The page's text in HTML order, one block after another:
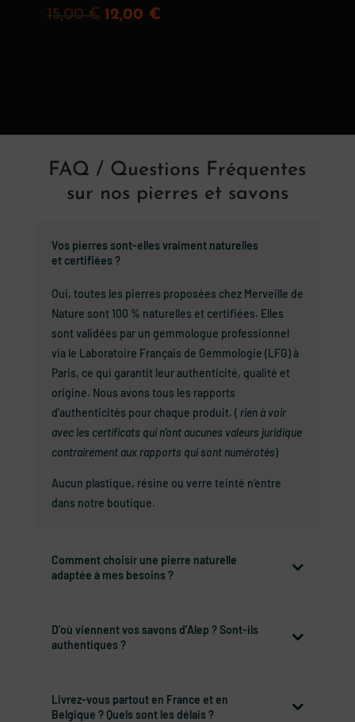
Note
4.67
15,00 € Le
12,00 €Le
FAQ / Questions Fréquentes
sur nos pierres et savons
Vos pierres sont-elles vraiment naturelles
et certifiées ?
Oui, toutes les pierres proposées chez Merveille de
Nature sont 100 % naturelles et certifiées. Elles
sont validées par un gemmologue professionnel
via le Laboratoire Français de Gemmologie (LFG) à
Paris, ce qui garantit leur authenticité, qualité et
origine. Nous avons tous les rapports
d’authenticités pour chaque produit. ( rien à voir
avec les certificats qui n’ont aucunes valeurs juridique
contrairement aux rapports qui sont numérotés)
Aucun plastique, résine ou verre teinté n’entre
dans notre boutique.
Comment choisir une pierre naturelle
adaptée à mes besoins ?
D’où viennent vos savons d’Alep ? Sont-ils
authentiques ?
Livrez-vous partout en France et en
Belgique ? Quels sont les délais ?